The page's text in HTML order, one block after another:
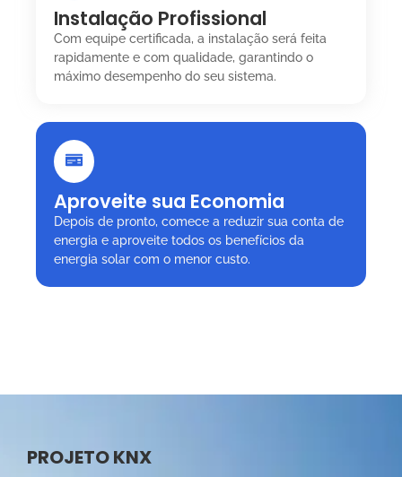
Instalação Profissional
Com equipe certificada, a instalação será feita
rapidamente e com qualidade, garantindo o
máximo desempenho do seu sistema.
Aproveite sua Economia
Depois de pronto, comece a reduzir sua conta de
energia e aproveite todos os benefícios da
energia solar com o menor custo.
PROJETO KNX